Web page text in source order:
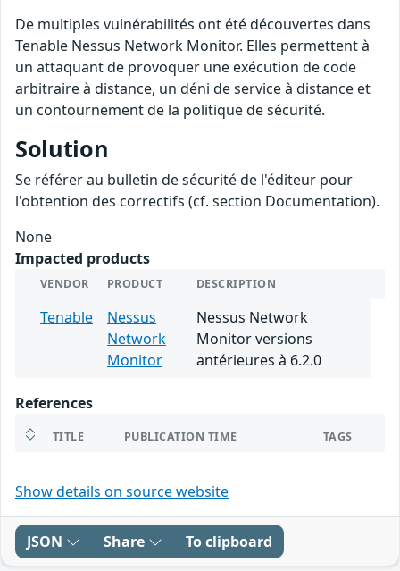
De multiples vulnérabilités ont été découvertes dans
Tenable Nessus Network Monitor. Elles permettent à
un attaquant de provoquer une exécution de code
arbitraire à distance, un déni de service à distance et
un contournement de la politique de sécurité.
Solution
Se référer au bulletin de sécurité de l'éditeur pour
l'obtention des correctifs (cf. section Documentation).
None
Impacted products
VENDOR PRODUCT DESCRIPTION
Tenable
Nessus
Network
Monitor
Nessus Network
Monitor versions
antérieures à 6.2.0
References
TITLE PUBLICATION TIME TAGS
Show details on source website
JSON Share To clipboard